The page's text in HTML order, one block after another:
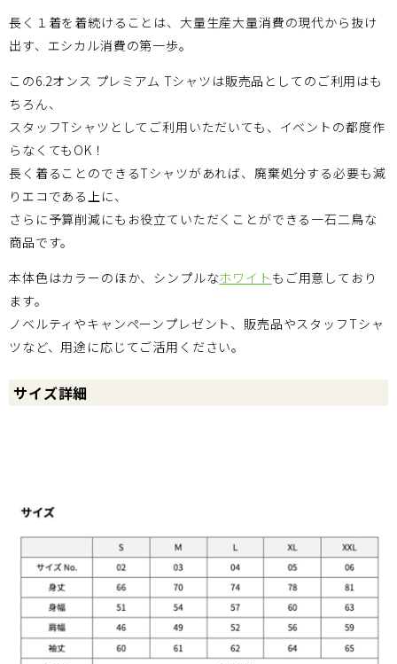
長く１着を着続けることは、大量生産大量消費の現代から抜け
出す、エシカル消費の第一歩。
この6.2オンス プレミアム Tシャツは販売品としてのご利用はも
ちろん、
スタッフTシャツとしてご利用いただいても、イベントの都度作
らなくてもOK！
長く着ることのできるTシャツがあれば、廃棄処分する必要も減
りエコである上に、
さらに予算削減にもお役立ていただくことができる一石二鳥な
商品です。
本体色はカラーのほか、シンプルなホワイト もご用意しており
ます。
ノベルティやキャンペーンプレゼント、販売品やスタッフTシャ
ツなど、用途に応じてご活用ください。
サイズ詳細